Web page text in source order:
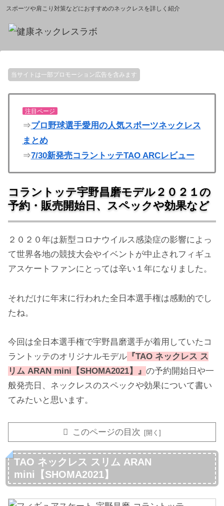
スポーツや肩こり対策などにおすすめのネックレスを詳しく紹介
当サイトは一部プロモーション広告を含みます
注目ページ
⇒プロ野球選手愛用の人気スポーツネックレス
まとめ
⇒7/30新発売コラントッテTAO ARCレビュー
コラントッテ宇野昌磨モデル２０２１の
予約・販売開始日、スペックや効果など
２０２０年は新型コロナウイルス感染症の影響によっ
て世界各地の競技大会やイベントが中止されフィギュ
アスケートファンにとっては辛い１年になりました。
それだけに年末に行われた全日本選手権は感動的でし
たね。
今回は全日本選手権で宇野昌磨選手が着用していたコ
ラントッテのオリジナルモデル 『TAO ネックレス ス
リム ARAN mini【SHOMA2021】』 の予約開始日や一
般発売日、ネックレスのスペックや効果について書い
てみたいと思います。
このページの目次
TAO ネックレス スリム ARAN
mini【SHOMA2021】